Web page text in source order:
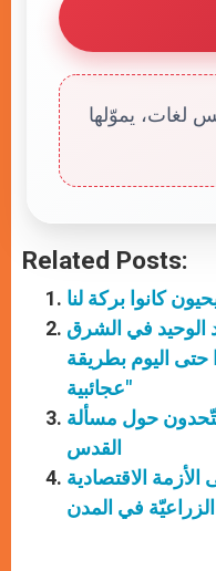
لغات، يموّلها
Related Posts:
كانوا بركة لنا
الوحيد في الشرق
حتى اليوم بطريقة
عجائبية"
حول مسألة
القدس
الاقتصادية
في المدن